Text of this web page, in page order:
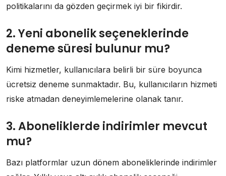
politikalarını da gözden geçirmek iyi bir fikirdir.
2. Yeni abonelik seçeneklerinde
deneme süresi bulunur mu?
Kimi hizmetler, kullanıcılara belirli bir süre boyunca
ücretsiz deneme sunmaktadır. Bu, kullanıcıların hizmeti
riske atmadan deneyimlemelerine olanak tanır.
3. Aboneliklerde indirimler mevcut
mu?
Bazı platformlar uzun dönem aboneliklerinde indirimler